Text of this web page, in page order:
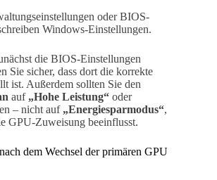
oder BIOS-
Windows-Einstellungen.
die BIOS-Einstellungen
Sie sicher, dass dort die korrekte
ist. Außerdem sollten Sie den
auf „Hohe Leistung“ oder
– nicht auf „Energiesparmodus“,
GPU-Zuweisung beeinflusst.
dem Wechsel der primären GPU